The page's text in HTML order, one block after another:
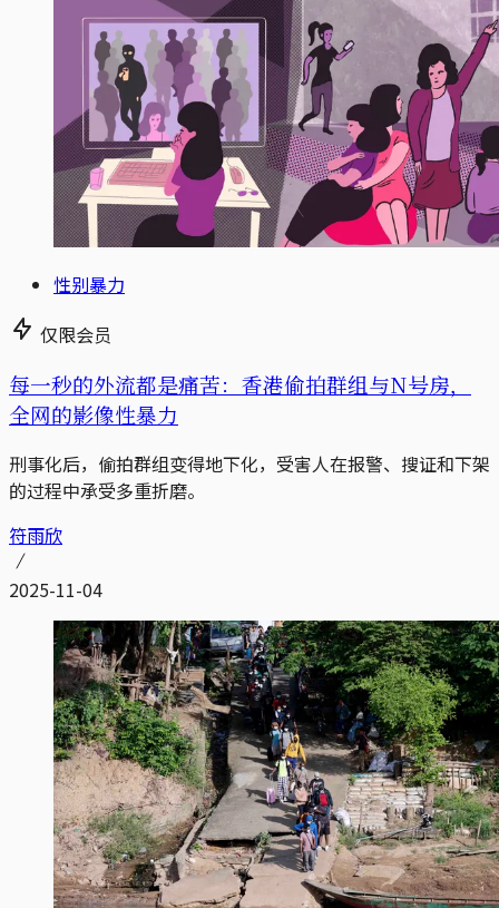
性别暴力
仅限会员
每一秒的外流都是痛苦：香港偷拍群组与N号房，
全网的影像性暴力
刑事化后，偷拍群组变得地下化，受害人在报警、搜证和下架
的过程中承受多重折磨。
符雨欣
2025-11-04